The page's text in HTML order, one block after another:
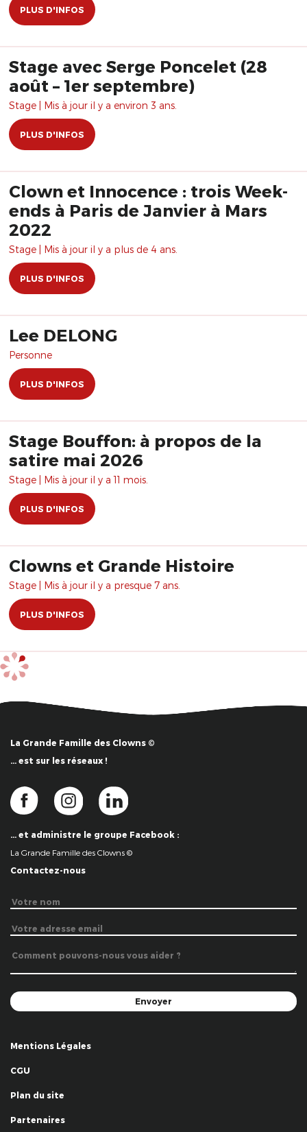
PLUS D'INFOS
Stage avec Serge Poncelet (28
août – 1er septembre)
Stage | Mis à jour il y a environ 3 ans.
PLUS D'INFOS
Clown et Innocence : trois Week-
ends à Paris de Janvier à Mars
2022
Stage | Mis à jour il y a plus de 4 ans.
PLUS D'INFOS
Lee DELONG
Personne
PLUS D'INFOS
Stage Bouffon: à propos de la
satire mai 2026
Stage | Mis à jour il y a 11 mois.
PLUS D'INFOS
Clowns et Grande Histoire
Stage | Mis à jour il y a presque 7 ans.
PLUS D'INFOS
La Grande Famille des Clowns ©
… est sur les réseaux !
… et administre le groupe Facebook :
La Grande Famille des Clowns ©
Contactez-nous
Mentions Légales
CGU
Plan du site
Partenaires